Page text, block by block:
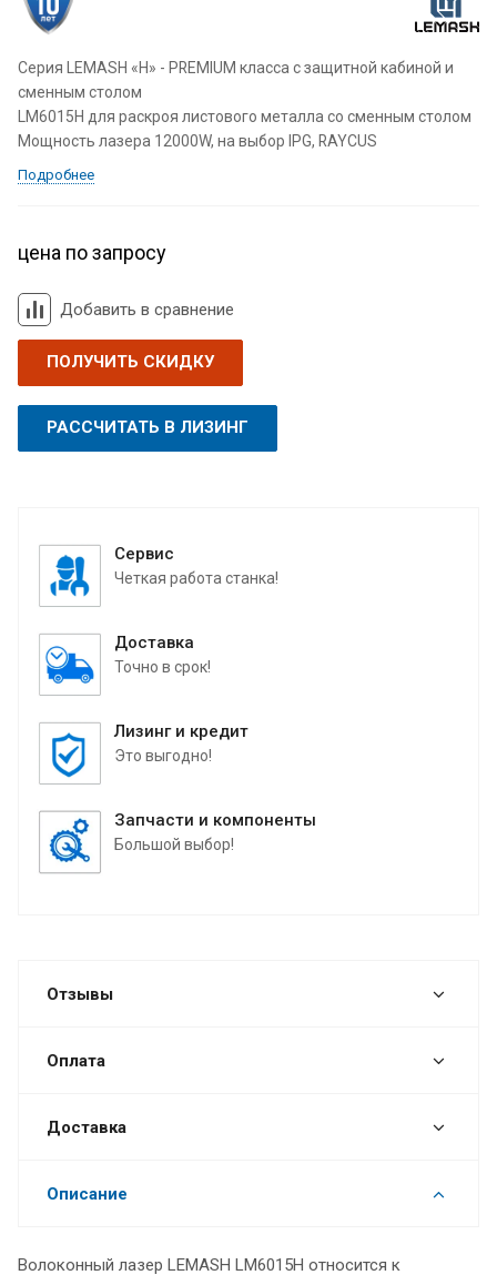
Серия LEMASH «H» - PREMIUM класса с защитной кабиной и
сменным столом
LM6015H для раскроя листового металла со сменным столом
Мощность лазера 12000W, на выбор IPG, RAYCUS
Подробнее
цена по запросу
Добавить в сравнение
ПОЛУЧИТЬ СКИДКУ
РАССЧИТАТЬ В ЛИЗИНГ
Сервис
Четкая работа станка!
Доставка
Точно в срок!
Лизинг и кредит
Это выгодно!
Запчасти и компоненты
Большой выбор!
Отзывы
Оплата
Доставка
Описание
Волоконный лазер LEMASH LM6015H относится к